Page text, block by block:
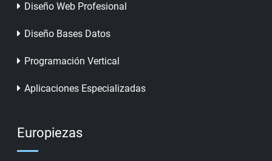
Diseño Web Profesional
Diseño Bases Datos
Programación Vertical
Aplicaciones Especializadas
Europiezas